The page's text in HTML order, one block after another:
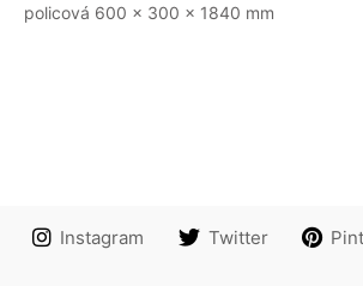
policová 600 x 300 x 1840 mm
Instagram Twitter